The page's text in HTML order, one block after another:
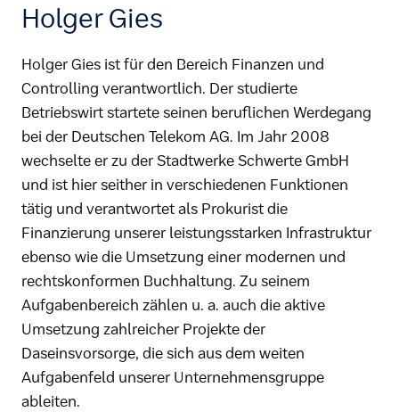
Holger Gies
Holger Gies ist für den Bereich Finanzen und
Controlling verantwortlich. Der studierte
Betriebswirt startete seinen beruflichen Werdegang
bei der Deutschen Telekom AG. Im Jahr 2008
wechselte er zu der Stadtwerke Schwerte GmbH
und ist hier seither in verschiedenen Funktionen
tätig und verantwortet als Prokurist die
Finanzierung unserer leistungsstarken Infrastruktur
ebenso wie die Umsetzung einer modernen und
rechtskonformen Buchhaltung. Zu seinem
Aufgabenbereich zählen u. a. auch die aktive
Umsetzung zahlreicher Projekte der
Daseinsvorsorge, die sich aus dem weiten
Aufgabenfeld unserer Unternehmensgruppe
ableiten.